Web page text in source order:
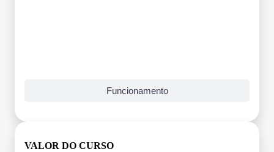
Funcionamento
VALOR DO CURSO